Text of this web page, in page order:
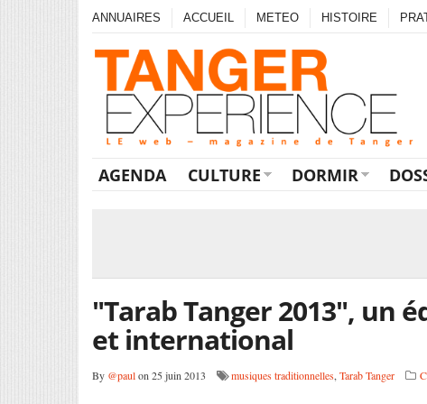
ANNUAIRES ACCUEIL METEO HISTOIRE
AGENDA CULTURE DORMIR
"Tarab Tanger 2013", un
et international
By @paulon 25 juin 2013 musiques traditionnelles,Tarab Tanger